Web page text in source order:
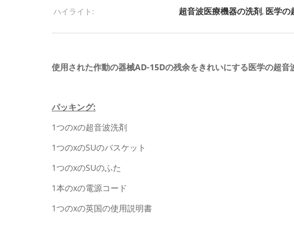
ハイライト:
超音波医療機器の洗剤, 医学の
使用された作動の器械AD-15Dの残余をきれいにする医学の超音
パッキング:
1つのxの超音波洗剤
1つのxのSUのバスケット
1つのxのSUのふた
1本のxの電源コード
1つのxの英国の使用説明書